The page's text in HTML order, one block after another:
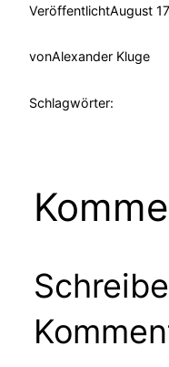
VeröffentlichtAugust
vonAlexander Kluge
Schlagwörter: